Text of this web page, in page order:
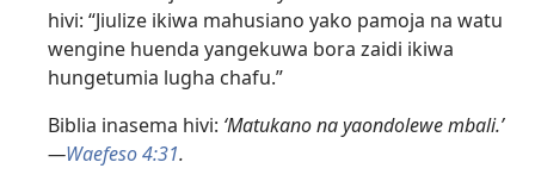
hivi: “Jiulize ikiwa mahusiano yako pamoja na watu
wengine huenda yangekuwa bora zaidi ikiwa
hungetumia lugha chafu.”
Biblia inasema hivi: ‘Matukano na yaondolewe mbali.’​
—Waefeso 4:​31.